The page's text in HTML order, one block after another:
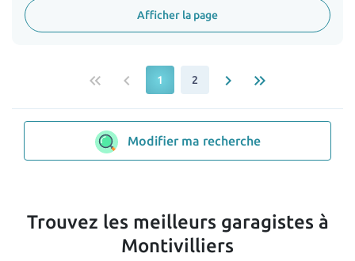
Afficher la page
keyboard_double_arrow_left keyboard_arrow_left 1 2 keyboard_arrow_right keyboard_double_arrow_right
Modifier ma recherche
Trouvez les meilleurs garagistes à
Montivilliers